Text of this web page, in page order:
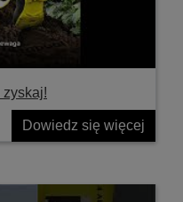
Dowiedz się więcej